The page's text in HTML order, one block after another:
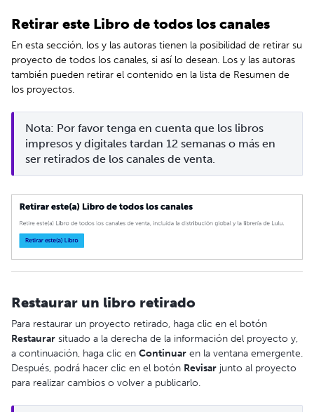
Retirar este Libro de todos los canales
En esta sección, los y las autoras tienen la posibilidad de retirar su
proyecto de todos los canales, si así lo desean. Los y las autoras
también pueden retirar el contenido en la lista de Resumen de
los proyectos.
Nota: Por favor tenga en cuenta que los libros
impresos y digitales tardan 12 semanas o más en
ser retirados de los canales de venta.
Restaurar un libro retirado
Para restaurar un proyecto retirado, haga clic en el botón
Restaurar situado a la derecha de la información del proyecto y,
a continuación, haga clic en Continuar en la ventana emergente.
Después, podrá hacer clic en el botón Revisar junto al proyecto
para realizar cambios o volver a publicarlo.